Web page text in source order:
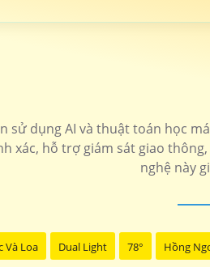
ezviz giá rẻ
sử dụng AI và thuật toán học
xác, hỗ trợ giám sát giao
nghệ này
Và Loa Dual Light 78° Hồng